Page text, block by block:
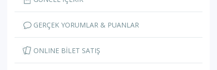
GERÇEK YORUMLAR & PUANLAR
ONLINE BİLET SATIŞ